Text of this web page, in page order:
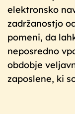
elektronsko
zadržanostjo
pomeni, da
neposredno
obdobje
zaposlene, ki